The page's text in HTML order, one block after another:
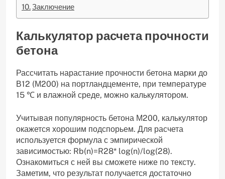
Заключение
Калькулятор расчета прочности
бетона
Рассчитать нарастание прочности бетона марки до
В12 (М200) на портландцементе, при температуре
15 ℃ и влажной среде, можно калькулятором.
Учитывая популярность бетона М200, калькулятор
окажется хорошим подспорьем. Для расчета
используется формула с эмпирической
зависимостью: Rb(n)=R28* log⁡(n)/log⁡(28).
Ознакомиться с ней вы сможете ниже по тексту.
Заметим, что результат получается достаточно